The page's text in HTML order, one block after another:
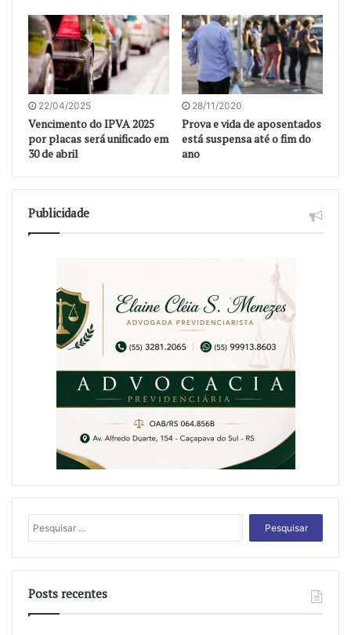
22/04/2025
Vencimento do IPVA 2025
por placas será unificado em
30 de abril
28/11/2020
Prova e vida de aposentados
está suspensa até o fim do
ano
Publicidade
Pesquisar
por:
Posts recentes